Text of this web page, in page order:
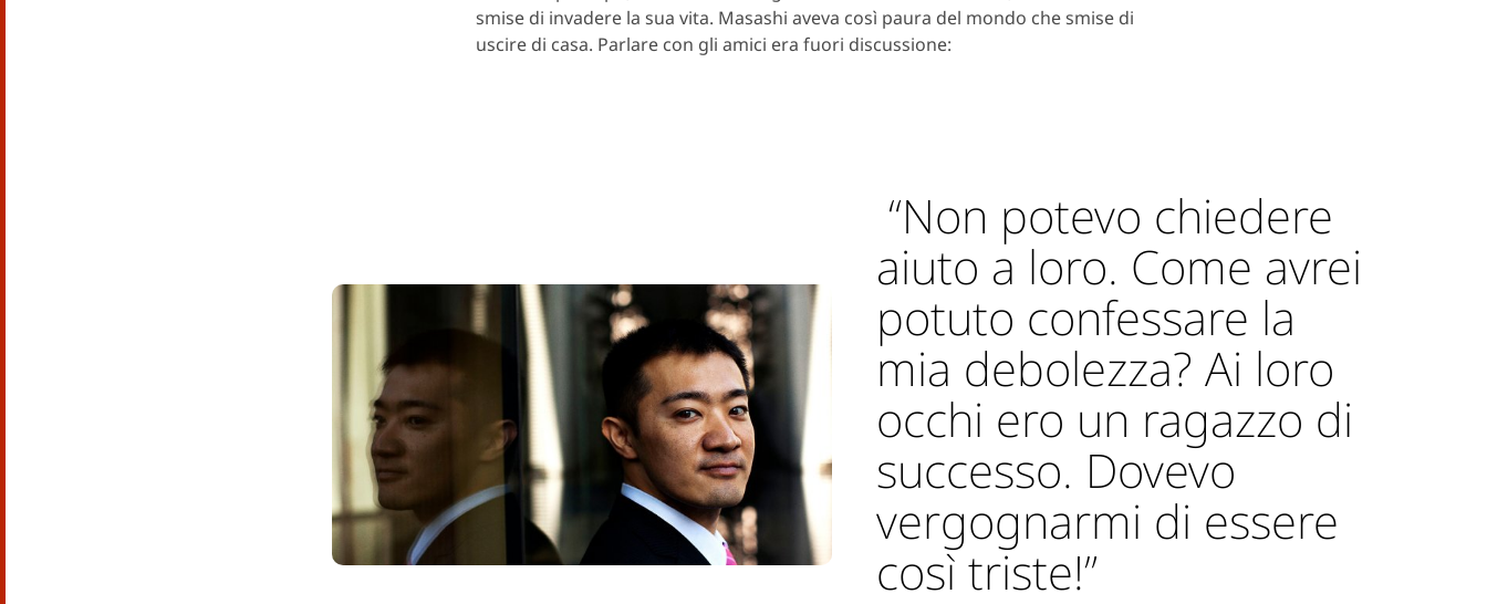
smise di invadere la sua vita. Masashi aveva così paura del mondo che smise di
uscire di casa. Parlare con gli amici era fuori discussione:
“Non potevo chiedere
aiuto a loro. Come avrei
potuto confessare la
mia debolezza? Ai loro
occhi ero un ragazzo di
successo. Dovevo
vergognarmi di essere
così triste!”